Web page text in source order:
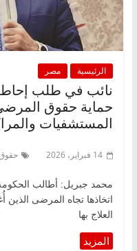
الرئيسية مصر
نائب في طلب
حماية حقوق
المستشفيات
14 فبراير، 2026
محمد جبريل: أطالب
اتخاذها تجاه المرضى الذين
العلاج بها